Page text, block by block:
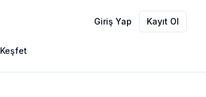
Giriş Yap Kayıt Ol
Keşfet